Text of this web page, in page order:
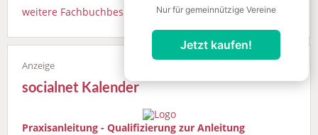
Nur für gemeinnützige Vereine
Jetzt kaufen!
weitere Fachbuchbesprechungen
socialnet Kalender
Praxisanleitung - Qualifizierung zur Anleitung